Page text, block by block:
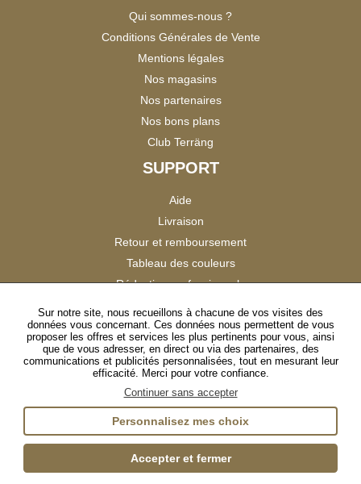
Qui sommes-nous ?
Conditions Générales de Vente
Mentions légales
Nos magasins
Nos partenaires
Nos bons plans
Club Terräng
SUPPORT
Aide
Livraison
Retour et remboursement
Tableau des couleurs
Réduction professionnels
Catalogues
Satisfaction Clients
SUIVEZ-NOUS
InstagramTikTokFacebookYouTubeLinkedIn
Sur notre site, nous recueillons à chacune de vos visites des
données vous concernant. Ces données nous permettent de vous
proposer les offres et services les plus pertinents pour vous, ainsi
que de vous adresser, en direct ou via des partenaires, des
communications et publicités personnalisées, tout en mesurant leur
efficacité. Merci pour votre confiance.
Continuer sans accepter
Personnalisez mes choix
Accepter et fermer